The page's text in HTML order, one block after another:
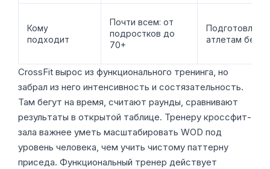
Кому
подходит
Почти всем: от
подростков до
70+
атлетам без
CrossFit вырос из функционального тренинга, но
забрал из него интенсивность и состязательность.
Там бегут на время, считают раунды, сравнивают
результаты в открытой таблице. Тренеру кроссфит-
зала важнее уметь масштабировать WOD под
уровень человека, чем учить чистому паттерну
приседа. Функциональный тренер действует